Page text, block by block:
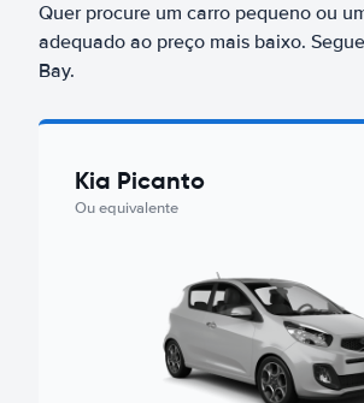
Quer procure um carro pequeno ou
adequado ao preço mais baixo.
Bay.
Kia Picanto
Ou equivalente